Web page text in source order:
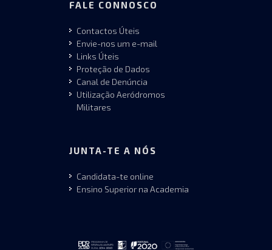
FALE CONNOSCO
Contactos Úteis
Envie-nos um e-mail
Links Úteis
Proteção de Dados
Canal de Denúncia
Utilização Aeródromos
Militares
JUNTA-TE A NÓS
Candidata-te online
Ensino Superior na Academia